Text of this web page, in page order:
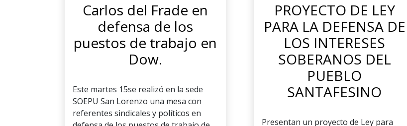
Carlos del Frade en
defensa de los
puestos de trabajo en
Dow.
Este martes 15se realizó en la sede
SOEPU San Lorenzo una mesa con
referentes sindicales y políticos en
PROYECTO DE LEY
PARA LA DEFENSA DE
LOS INTERESES
SOBERANOS DEL
PUEBLO
SANTAFESINO
Presentan un proyecto de Ley para